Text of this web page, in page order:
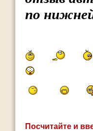
по
Посчитайте и